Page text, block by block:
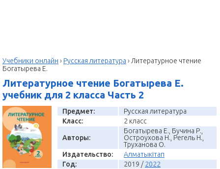
Учебники онлайн › Русская литература ›Литературное чтение
Богатырева Е.
Литературное чтение Богатырева Е.
учебник для 2 класса Часть 2
Предмет:
Русская литература
Класс:
2 класс
Авторы:
Богатырева Е., Бучина Р.,
Остроухова Н., Регель Н.,
Труханова О.
Издательство:
Алматыкітап
Год:
2019 / 2022